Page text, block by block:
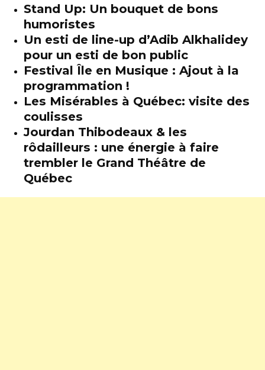
Stand Up: Un bouquet de bons
humoristes
Un esti de line-up d’Adib Alkhalidey
pour un esti de bon public
Festival Île en Musique : Ajout à la
programmation !
Les Misérables à Québec: visite des
coulisses
Jourdan Thibodeaux & les
rôdailleurs : une énergie à faire
trembler le Grand Théâtre de
Québec